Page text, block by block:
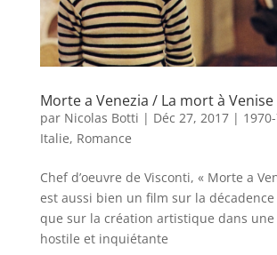
Morte a Venezia / La mort à Venise
par Nicolas Botti | Déc 27, 2017|
Italie, Romance
Chef d’oeuvre de Visconti, « Morte a
est aussi bien un film sur la
que sur la création artistique dans une
hostile et inquiétante